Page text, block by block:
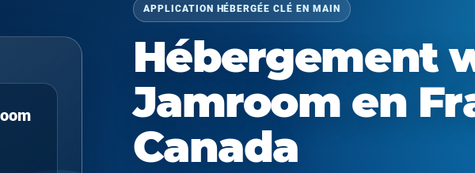
APPLICATION HÉBERGÉE CLÉ EN MAIN
Hébergement
Jamroom en
Canada